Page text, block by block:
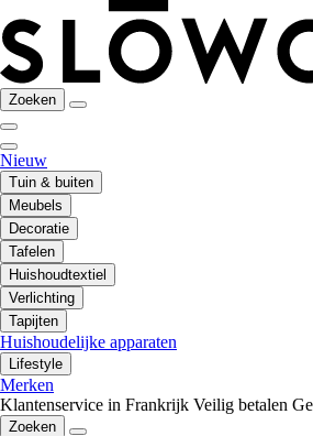
Zoeken
Nieuw
Tuin & buiten
Meubels
Decoratie
Tafelen
Huishoudtextiel
Verlichting
Tapijten
Huishoudelijke apparaten
Lifestyle
Merken
Klantenservice in Frankrijk Veilig betalen
Zoeken